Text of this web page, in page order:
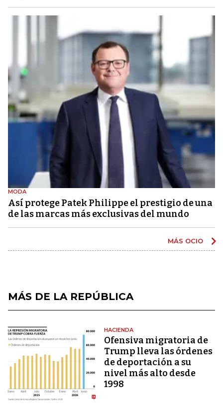
MODA
Así protege Patek Philippe el prestigio de una
de las marcas más exclusivas del mundo
MÁS OCIO
MÁS DE LA REPÚBLICA
HACIENDA
Ofensiva migratoria de
Trump lleva las órdenes
de deportación a su
nivel más alto desde
1998